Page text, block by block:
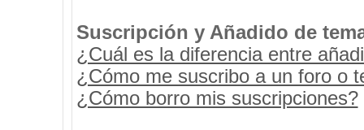
Suscripción y Añadido de
¿Cuál es la diferencia entre
¿Cómo me suscribo a un foro o
¿Cómo borro mis suscripciones?